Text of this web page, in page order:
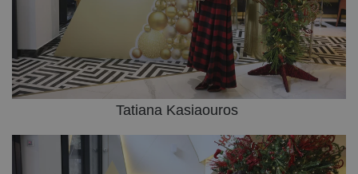
Tatiana Kasiaouros